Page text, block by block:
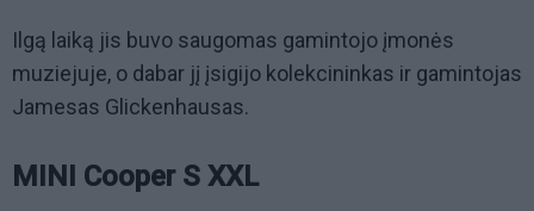
Ilgą laiką jis buvo saugomas gamintojo įmonės
muziejuje, o dabar jį įsigijo kolekcininkas ir gamintojas
Jamesas Glickenhausas.
MINI Cooper S XXL